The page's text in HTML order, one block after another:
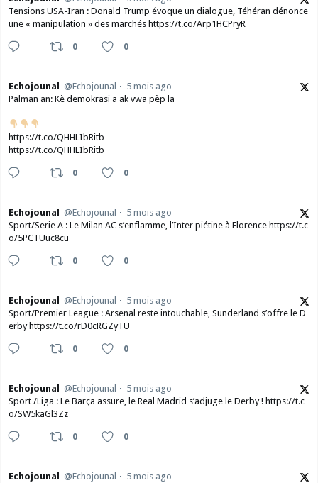
Tensions USA-Iran : Donald Trump évoque un dialogue, Téhéran dénonce
une « manipulation » des marchés https://t.co/Arp1HCPryR
0 0
Echojounal @Echojounal
5 mois ago
Palman an: Kè demokrasi a ak vwa pèp la
https://t.co/QHHLIbRitb
https://t.co/QHHLIbRitb
0 0
Echojounal @Echojounal
5 mois ago
Sport/Serie A : Le Milan AC s’enflamme, l’Inter piétine à Florence https://t.c
o/5PCTUuc8cu
0 0
Echojounal @Echojounal
5 mois ago
Sport/Premier League : Arsenal reste intouchable, Sunderland s’offre le D
erby https://t.co/rD0cRGZyTU
0 0
Echojounal @Echojounal
5 mois ago
Sport /Liga : Le Barça assure, le Real Madrid s’adjuge le Derby ! https://t.c
o/SW5kaGl3Zz
0 0
Echojounal @Echojounal
5 mois ago